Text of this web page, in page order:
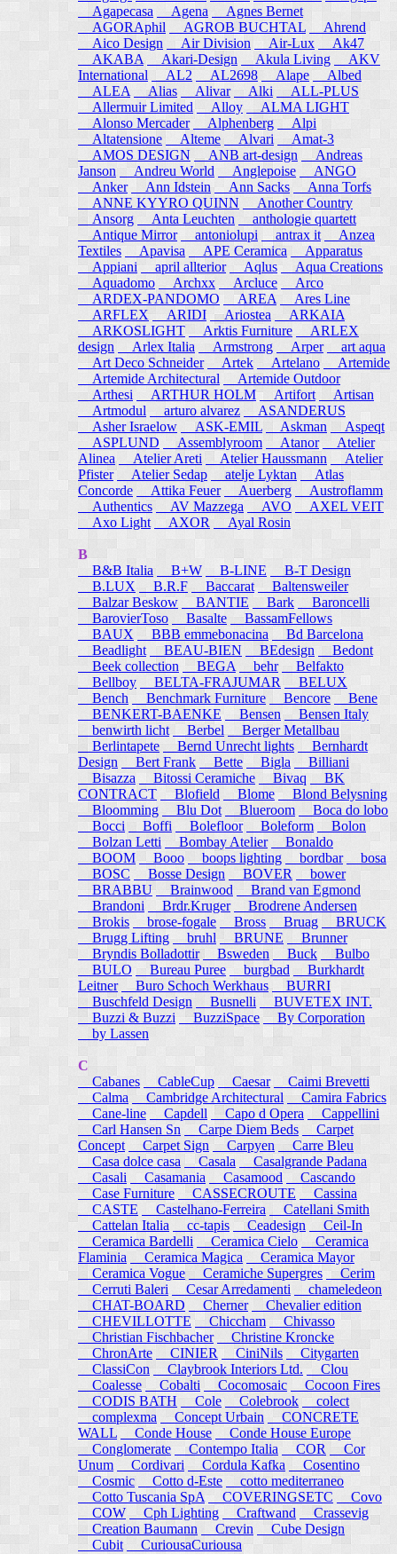
Agapecasa
Agena
Agnes Bernet
AGORAphil
AGROB BUCHTAL
Ahrend
Aico Design
Air Division Air-Lux
Ak47
AKABA
Akari-Design Akula Living
AKV
International
AL2 AL2698 Alape
Albed
ALEA
Alias Alivar Alki
ALL-PLUS
Allermuir Limited
Alloy
ALMA LIGHT
Alonso Mercader
Alphenberg
Alpi
Altatensione
Alteme Alvari
Amat-3
AMOS DESIGN
ANB art-design
Andreas
Janson
Andreu World Anglepoise
ANGO
Anker
Ann Idstein Ann Sacks
Anna Torfs
ANNE KYYRO QUINN
Another Country
Ansorg
Anta Leuchten
anthologie quartett
Antique Mirror
antoniolupi antrax it
Anzea
Textiles
Apavisa APE Ceramica
Apparatus
Appiani
april allterior Aqlus Aqua Creations
Aquadomo
Archxx Arcluce
Arco
ARDEX-PANDOMO
AREA
Ares Line
ARFLEX
ARIDI Ariostea
ARKAIA
ARKOSLIGHT
Arktis Furniture
ARLEX
design
Arlex Italia Armstrong Arper
art aqua
Art Deco Schneider
Artek Artelano
Artemide
Artemide Architectural
Artemide Outdoor
Arthesi
ARTHUR HOLM Artifort
Artisan
Artmodul
arturo alvarez
ASANDERUS
Asher Israelow
ASK-EMIL Askman
Aspeqt
ASPLUND
Assemblyroom Atanor
Atelier
Alinea
Atelier Areti Atelier Haussmann
Atelier
Pfister
Atelier Sedap atelje Lyktan
Atlas
Concorde
Attika Feuer Auerberg
Austroflamm
Authentics
AV Mazzega AVO
AXEL VEIT
Axo Light
AXOR Ayal Rosin
B
B&B Italia
B+W B-LINE
B-T Design
B.LUX
B.R.F Baccarat
Baltensweiler
Balzar Beskow
BANTIE Bark
Baroncelli
BarovierToso
Basalte
BassamFellows
BAUX
BBB emmebonacina
Bd Barcelona
Beadlight
BEAU-BIEN BEdesign
Bedont
Beek collection
BEGA behr
Belfakto
Bellboy
BELTA-FRAJUMAR
BELUX
Bench
Benchmark Furniture Bencore
Bene
BENKERT-BAENKE
Bensen
Bensen Italy
benwirth licht
Berbel
Berger Metallbau
Berlintapete
Bernd Unrecht lights
Bernhardt
Design
Bert Frank Bette Bigla
Billiani
Bisazza
Bitossi Ceramiche Bivaq
BK
CONTRACT
Blofield Blome Blond Belysning
Bloomming
Blu Dot Blueroom
Boca do lobo
Bocci
Boffi Bolefloor Boleform
Bolon
Bolzan Letti
Bombay Atelier
Bonaldo
BOOM
Booo boops lighting bordbar
bosa
BOSC
Bosse Design BOVER
bower
BRABBU
Brainwood
Brand van Egmond
Brandoni
Brdr.Kruger
Brodrene Andersen
Brokis
brose-fogale Bross Bruag
BRUCK
Brugg Lifting
bruhl BRUNE
Brunner
Bryndis Bolladottir
Bsweden Buck
Bulbo
BULO
Bureau Puree burgbad
Burkhardt
Leitner
Buro Schoch Werkhaus
BURRI
Buschfeld Design
Busnelli
BUVETEX INT.
Buzzi & Buzzi
BuzziSpace By Corporation
by Lassen
C
Cabanes
CableCup Caesar
Caimi Brevetti
Calma
Cambridge Architectural
Camira Fabrics
Cane-line
Capdell Capo d Opera
Cappellini
Carl Hansen Sn
Carpe Diem Beds
Carpet
Concept
Carpet Sign Carpyen
Carre Bleu
Casa dolce casa
Casala
Casalgrande Padana
Casali
Casamania Casamood
Cascando
Case Furniture
CASSECROUTE
Cassina
CASTE
Castelhano-Ferreira
Catellani Smith
Cattelan Italia
cc-tapis Ceadesign
Ceil-In
Ceramica Bardelli
Ceramica Cielo
Ceramica
Flaminia
Ceramica Magica
Ceramica Mayor
Ceramica Vogue
Ceramiche Supergres Cerim
Cerruti Baleri
Cesar Arredamenti
chameledeon
CHAT-BOARD
Cherner
Chevalier edition
CHEVILLOTTE
Chiccham
Chivasso
Christian Fischbacher
Christine Kroncke
ChronArte
CINIER CiniNils
Citygarten
ClassiCon
Claybrook Interiors Ltd.
Clou
Coalesse
Cobalti Cocomosaic
Cocoon Fires
CODIS BATH
Cole Colebrook
colect
complexma
Concept Urbain
CONCRETE
WALL
Conde House
Conde House Europe
Conglomerate
Contempo Italia COR
Cor
Unum
Cordivari Cordula Kafka
Cosentino
Cosmic
Cotto d-Este
cotto mediterraneo
Cotto Tuscania SpA
COVERINGSETC
Covo
COW
Cph Lighting Craftwand
Crassevig
Creation Baumann
Crevin
Cube Design
Cubit
CuriousaCuriousa